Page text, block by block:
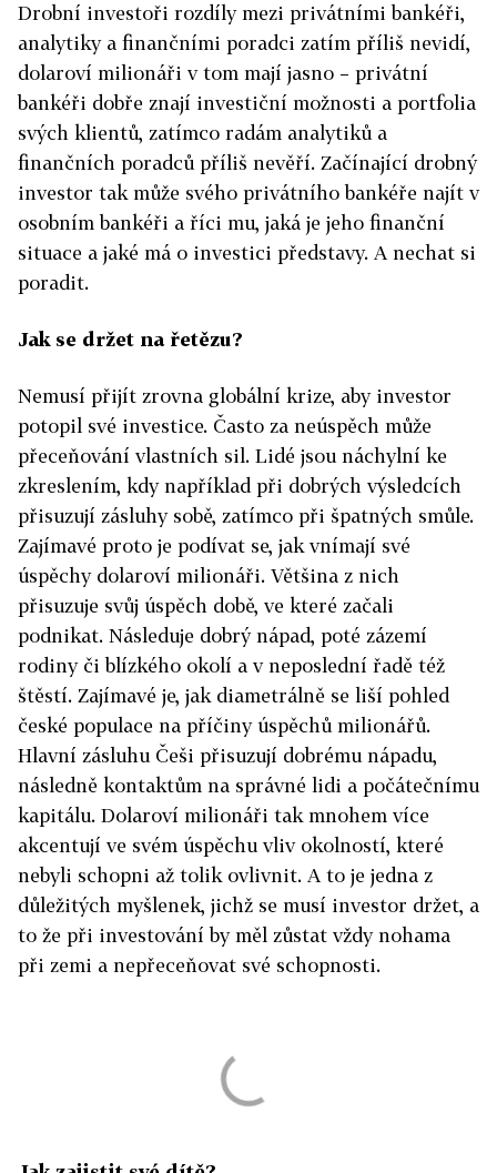
Drobní investoři rozdíly mezi privátními bankéři,
analytiky a finančními poradci zatím příliš nevidí,
dolaroví milionáři v tom mají jasno – privátní
bankéři dobře znají investiční možnosti a portfolia
svých klientů, zatímco radám analytiků a
finančních poradců příliš nevěří. Začínající drobný
investor tak může svého privátního bankéře najít v
osobním bankéři a říci mu, jaká je jeho finanční
situace a jaké má o investici představy. A nechat si
poradit.
Jak se držet na řetězu?
Nemusí přijít zrovna globální krize, aby investor
potopil své investice. Často za neúspěch může
přeceňování vlastních sil. Lidé jsou náchylní ke
zkreslením, kdy například při dobrých výsledcích
přisuzují zásluhy sobě, zatímco při špatných smůle.
Zajímavé proto je podívat se, jak vnímají své
úspěchy dolaroví milionáři. Většina z nich
přisuzuje svůj úspěch době, ve které začali
podnikat. Následuje dobrý nápad, poté zázemí
rodiny či blízkého okolí a v neposlední řadě též
štěstí. Zajímavé je, jak diametrálně se liší pohled
české populace na příčiny úspěchů milionářů.
Hlavní zásluhu Češi přisuzují dobrému nápadu,
následně kontaktům na správné lidi a počátečnímu
kapitálu. Dolaroví milionáři tak mnohem více
akcentují ve svém úspěchu vliv okolností, které
nebyli schopni až tolik ovlivnit. A to je jedna z
důležitých myšlenek, jichž se musí investor držet, a
to že při investování by měl zůstat vždy nohama
při zemi a nepřeceňovat své schopnosti.